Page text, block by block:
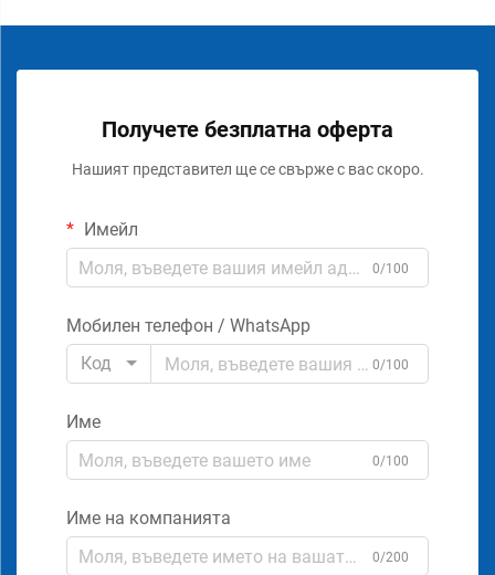
Получете безплатна оферта
Нашият представител ще се свърже с вас скоро.
Имейл
0/100
Мобилен телефон / WhatsApp
Код
0/100
Име
0/100
Име на компанията
0/200